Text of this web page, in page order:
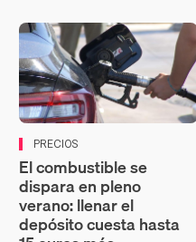
PRECIOS
El combustible se
dispara en pleno
verano: llenar el
depósito cuesta hasta